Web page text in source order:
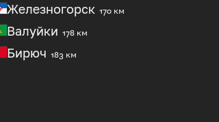
Железногорск 170 км
Валуйки 178 км
Бирюч 183 км